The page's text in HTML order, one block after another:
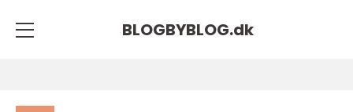
BLOGBYBLOG.dk